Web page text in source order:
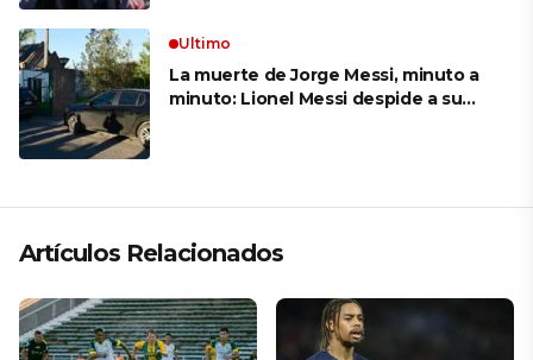
Ultimo
La muerte de Jorge Messi, minuto a
minuto: Lionel Messi despide a su
Artículos Relacionados